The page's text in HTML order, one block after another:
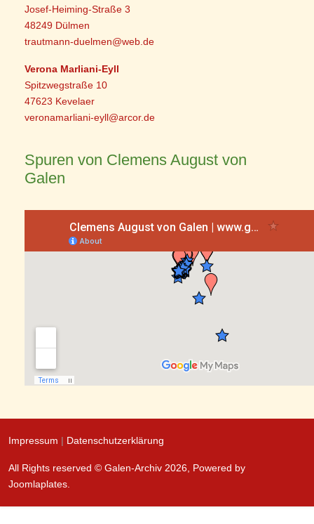
Josef-Heiming-Straße 3
48249 Dülmen
trautmann-duelmen@web.de
Verona Marliani-Eyll
Spitzwegstraße 10
47623 Kevelaer
veronamarliani-eyll@arcor.de
Spuren von Clemens August von
Galen
Impressum | Datenschutzerklärung
All Rights reserved © Galen-Archiv 2026, Powered by
Joomlaplates